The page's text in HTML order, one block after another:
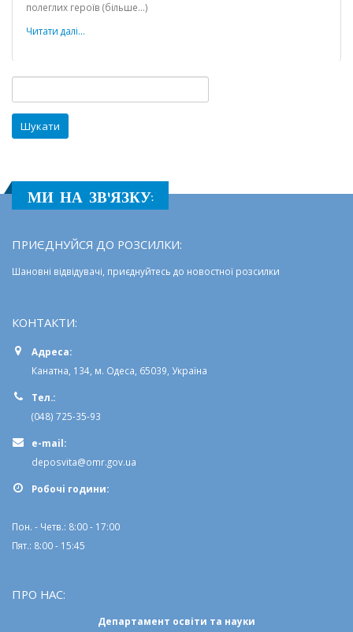
полеглих героїв (більше…)
Читати далі...
МИ НА ЗВ'ЯЗКУ:
ПРИЄДНУЙСЯ ДО РОЗСИЛКИ:
Шановні відвідувачі, приєднуйтесь до новостної розсилки
КОНТАКТИ:
Адреса:
Канатна, 134, м. Одеса, 65039, Україна
Тел.:
(048) 725-35-93
e-mail:
deposvita@omr.gov.ua
Робочi години:
Пон. - Четв.: 8:00 - 17:00
Пят.: 8:00 - 15:45
ПРО НАС:
Департамент освіти та науки